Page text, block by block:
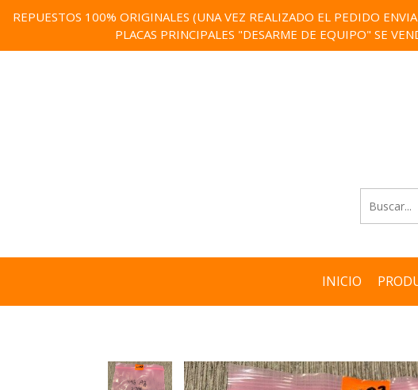
REPUESTOS 100% ORIGINALES (UNA VEZ REALIZADO EL PEDIDO
PLACAS PRINCIPALES "DESARME DE EQUIPO" SE
INICIO